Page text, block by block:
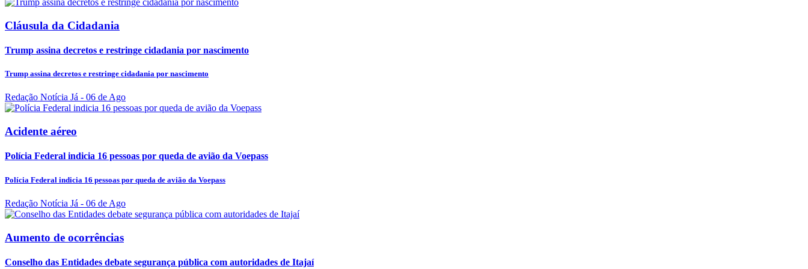
Cláusula da Cidadania
Trump assina decretos e restringe cidadania por nascimento
Trump assina decretos e restringe cidadania por nascimento
Redação Notícia Já - 06 de Ago
Acidente aéreo
Polícia Federal indicia 16 pessoas por queda de avião da Voepass
Polícia Federal indicia 16 pessoas por queda de avião da Voepass
Redação Notícia Já - 06 de Ago
Aumento de ocorrências
Conselho das Entidades debate segurança pública com autoridades de Itajaí